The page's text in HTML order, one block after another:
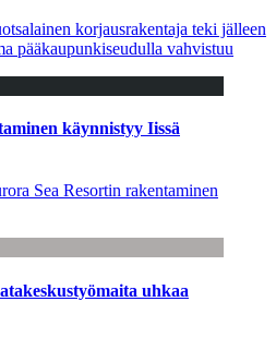
korjausrakentaja teki jälleen
pääkaupunkiseudulla vahvistuu
käynnistyy Iissä
Sea Resortin rakentaminen
uhkaa